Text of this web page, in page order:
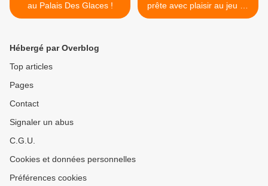
au Palais Des Glaces !
prête avec plaisir au jeu de
l’interview ! >
Hébergé par Overblog
Top articles
Pages
Contact
Signaler un abus
C.G.U.
Cookies et données personnelles
Préférences cookies